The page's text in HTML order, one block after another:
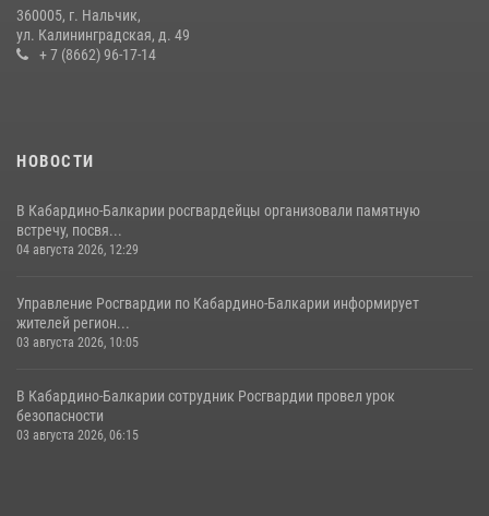
В Кабардино-Балкарии при силовой поддержке Росгвардии изъяты
оружие и наркотические средства
360005, г. Нальчик,
ул. Калининградская, д. 49
+ 7 (8662) 96-17-14
НОВОСТИ
В Кабардино-Балкарии росгвардейцы организовали памятную
встречу, посвя...
04 августа 2026, 12:29
Управление Росгвардии по Кабардино-Балкарии информирует
жителей регион...
03 августа 2026, 10:05
В Кабардино‑Балкарии сотрудник Росгвардии провел урок
безопасности
03 августа 2026, 06:15